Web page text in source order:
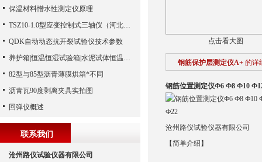
点击看大图
钢筋保护层测定仪A+ 的详
钢筋位置测定仪Ф6 Ф8 Ф10
沧州路仪试验仪器有限公司
【简单介绍】
保温材料憎水性测定仪原理
TSZ10-1.0型应变控制式三轴仪（河北路仪）
QDK自动动态抗开裂试验仪技术参数
养护箱|恒温恒湿试验箱|水泥试体恒温标准养护箱温
82型与85型沥青薄膜烘箱*不同
沥青瓦90度剥离夹具实拍图
回弹仪概述
联系我们
沧州路仪试验仪器有限公司